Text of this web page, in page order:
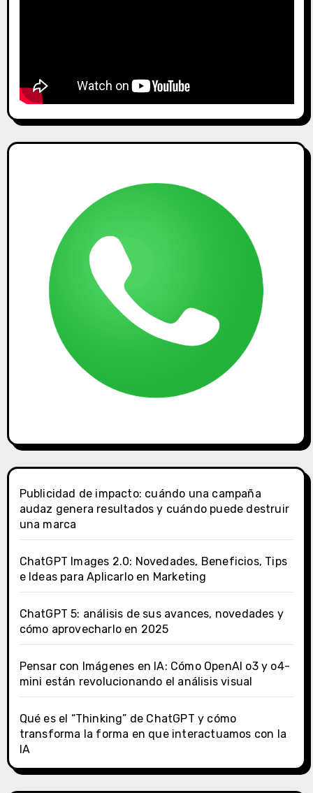
Publicidad de impacto: cuándo una campaña
audaz genera resultados y cuándo puede destruir
una marca
ChatGPT Images 2.0: Novedades, Beneficios, Tips
e Ideas para Aplicarlo en Marketing
ChatGPT 5: análisis de sus avances, novedades y
cómo aprovecharlo en 2025
Pensar con Imágenes en IA: Cómo OpenAI o3 y o4-
mini están revolucionando el análisis visual
Qué es el “Thinking” de ChatGPT y cómo
transforma la forma en que interactuamos con la
IA